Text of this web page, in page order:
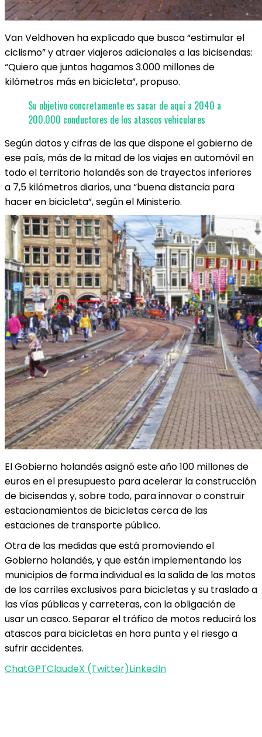
Van Veldhoven ha explicado que busca “estimular el
ciclismo” y atraer viajeros adicionales a las bicisendas:
“Quiero que juntos hagamos 3.000 millones de
kilómetros más en bicicleta”, propuso.
Su objetivo concretamente es sacar de aquí a 2040 a
200.000 conductores de los atascos vehiculares
Según datos y cifras de las que dispone el gobierno de
ese país, más de la mitad de los viajes en automóvil en
todo el territorio holandés son de trayectos inferiores
a 7,5 kilómetros diarios, una “buena distancia para
hacer en bicicleta”, según el Ministerio.
El Gobierno holandés asignó este año 100 millones de
euros en el presupuesto para acelerar la construcción
de bicisendas y, sobre todo, para innovar o construir
estacionamientos de bicicletas cerca de las
estaciones de transporte público.
Otra de las medidas que está promoviendo el
Gobierno holandés, y que están implementando los
municipios de forma individual es la salida de las motos
de los carriles exclusivos para bicicletas y su traslado a
las vías públicas y carreteras, con la obligación de
usar un casco. Separar el tráfico de motos reducirá los
atascos para bicicletas en hora punta y el riesgo a
sufrir accidentes.
ChatGPTClaudeX (Twitter)LinkedIn